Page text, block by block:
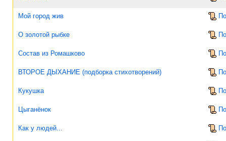
Мой город жив
О золотой рыбке
Состав из Ромашково
ВТОРОЕ ДЫХАНИЕ (подборка стихотворений)
Кукушка
Цыганёнок
Как у людей...